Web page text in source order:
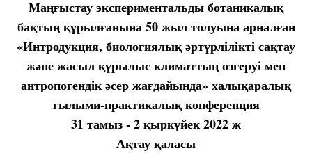
Маңғыстауэкспериментальды ботаникалық
бақтың құрылғанына 50 жыл толуына арналған
«Интродукция, биологиялық әртүрлілікті сақтау
және жасыл құрылыс климаттың өзгеруімен
антропогендік әсер жағдайында»халықаралық
ғылыми-практикалық конференция
31 тамыз - 2 қыркүйек 2022 ж
Ақтауқаласы